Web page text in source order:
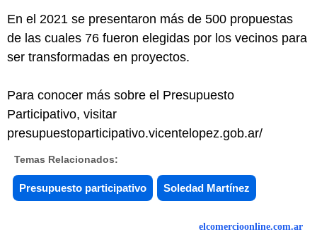
En el 2021 se presentaron más de 500 propuestas
de las cuales 76 fueron elegidas por los vecinos para
ser transformadas en proyectos.
Para conocer más sobre el Presupuesto
Participativo, visitar
presupuestoparticipativo.vicentelopez.gob.ar/
Temas Relacionados:
Presupuesto participativo Soledad Martínez
elcomercioonline.com.ar